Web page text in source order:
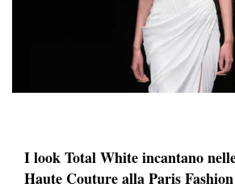
I look Total White incantano
Haute Couture alla Paris